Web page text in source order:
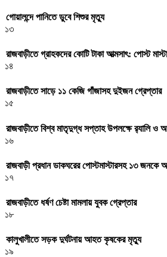
গোয়ালন্দে পানিতে ডুবে শিশুর মৃত্যু
১৩
রাজবাড়ীতে গ্রাহকদের কোটি টাকা আত্মসাৎ: পোস্ট
১৪
রাজবাড়ীতে সাড়ে ১১ কেজি গাঁজাসহ দুইজন গ্রেপ্তার
১৫
রাজবাড়ীতে বিশ্ব মাতৃদুগ্ধ সপ্তাহ উপলক্ষে র‌্যালি ও
১৬
রাজবাড়ী প্রধান ডাকঘরের পোস্টমাস্টারসহ ১৩ জনকে
১৭
রাজবাড়ীতে ধর্ষণ চেষ্টা মামলায় যুবক গ্রেপ্তার
১৮
কালুখালীতে সড়ক দুর্ঘটনায় আহত কৃষকের মৃত্যু
১৯